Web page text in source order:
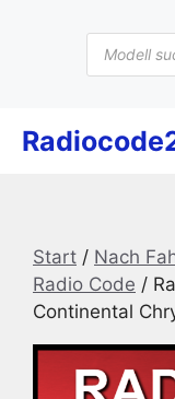
Products
search
Start / Nach
Radio Code /
Continental